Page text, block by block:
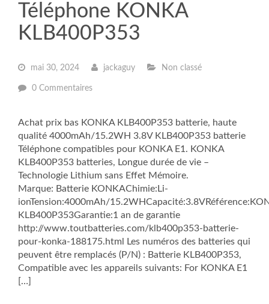
Téléphone KONKA
KLB400P353
mai 30, 2024 jackaguy Non classé
0 Commentaires
Achat prix bas KONKA KLB400P353 batterie, haute
qualité 4000mAh/15.2WH 3.8V KLB400P353 batterie
Téléphone compatibles pour KONKA E1. KONKA
KLB400P353 batteries, Longue durée de vie –
Technologie Lithium sans Effet Mémoire.
Marque: Batterie KONKAChimie:Li-
ionTension:4000mAh/
KLB400P353Garantie:1 an de garantie
http://www.toutbatteries.com/klb400p353-batterie-
pour-konka-188175.html Les numéros des batteries qui
peuvent être remplacés (P/N) : Batterie KLB400P353,
Compatible avec les appareils suivants: For KONKA E1
[…]